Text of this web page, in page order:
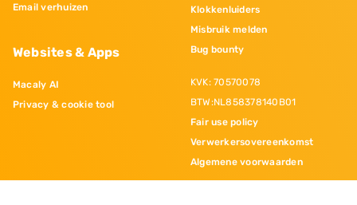
Email verhuizen
Websites & Apps
Macaly AI
Privacy & cookie tool
Klokkenluiders
Misbruik melden
Bug bounty
KVK: 70570078
BTW:NL858378140B01
Fair use policy
Verwerkersovereenkomst
Algemene voorwaarden